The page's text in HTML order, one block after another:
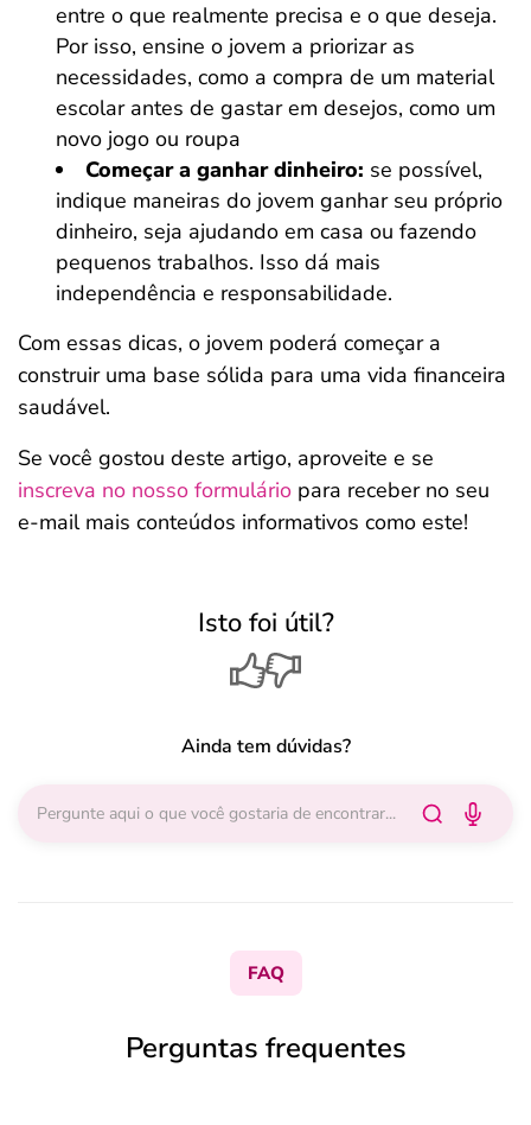
entre o que realmente precisa e o que deseja.
Por isso, ensine o jovem a priorizar as
necessidades, como a compra de um material
escolar antes de gastar em desejos, como um
novo jogo ou roupa
Começar a ganhar dinheiro: se possível,
indique maneiras do jovem ganhar seu próprio
dinheiro, seja ajudando em casa ou fazendo
pequenos trabalhos. Isso dá mais
independência e responsabilidade.
Com essas dicas, o jovem poderá começar a
construir uma base sólida para uma vida financeira
saudável.
Se você gostou deste artigo, aproveite e se
inscreva no nosso formulário para receber no seu
e-mail mais conteúdos informativos como este!
Isto foi útil?
Ainda tem dúvidas?
FAQ
Perguntas frequentes